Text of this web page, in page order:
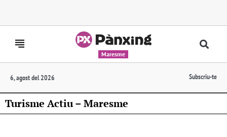
Maresme
6, agost del 2026 Subscriu-te
Turisme Actiu – Maresme